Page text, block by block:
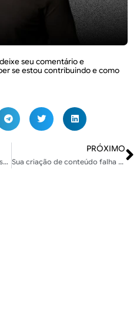
seu comentário e
se estou contribuindo e como
Marketing de provocação cresce em empresas de Inteligência Artificial
PRÓXIMO
Sua criação de conteúdo falha por um erro de raciocínio